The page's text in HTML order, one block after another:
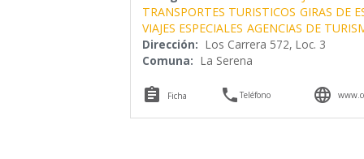
TRANSPORTES TURISTICOS GIRAS DE
VIAJES ESPECIALES AGENCIAS DE
Dirección: Los Carrera 572, Loc. 3
Comuna: La Serena
 Ficha Teléfono 